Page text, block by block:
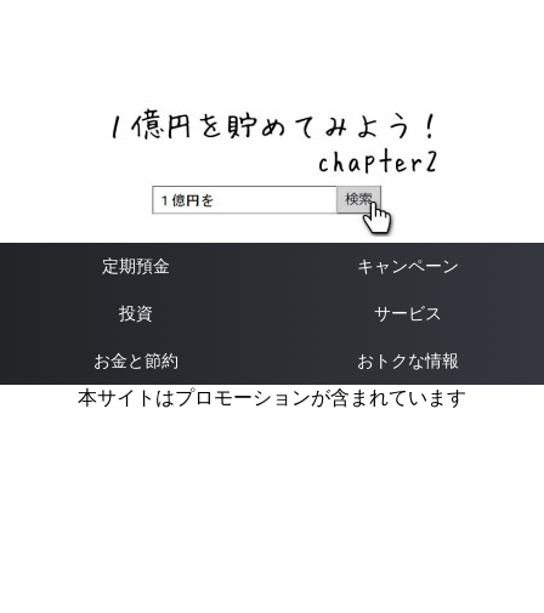
定期預金 キャンペーン
投資 サービス
お金と節約 おトクな情報
本サイトはプロモーションが含まれています